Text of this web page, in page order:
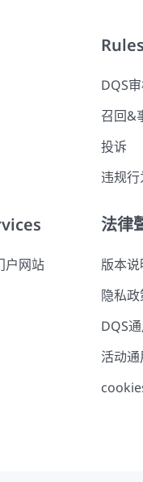
DQS
召回&
投诉
违规行
户网站
法律
版本说
隐私政
DQS
活动